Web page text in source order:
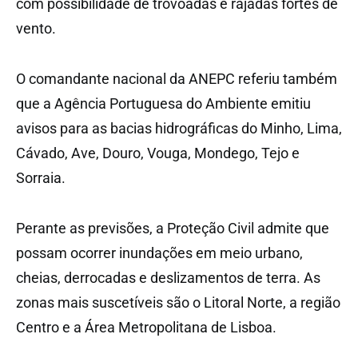
com possibilidade de trovoadas e rajadas fortes de
vento.
O comandante nacional da ANEPC referiu também
que a Agência Portuguesa do Ambiente emitiu
avisos para as bacias hidrográficas do Minho, Lima,
Cávado, Ave, Douro, Vouga, Mondego, Tejo e
Sorraia.​​​​​​​
Perante as previsões, a Proteção Civil admite que
possam ocorrer inundações em meio urbano,
cheias, derrocadas e deslizamentos de terra. As
zonas mais suscetíveis são o Litoral Norte, a região
Centro e a Área Metropolitana de Lisboa.​​​​​​​